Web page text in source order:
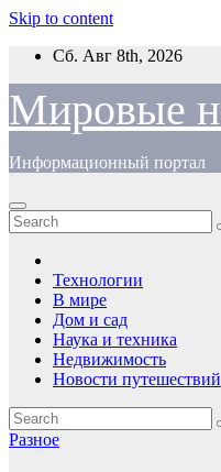
Skip to content
Сб. Авг 8th, 2026
Мировые
Информационный портал
Технологии
В мире
Дом и сад
Наука и техника
Недвижимость
Новости путешествий
Разное